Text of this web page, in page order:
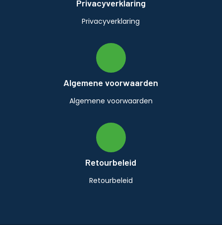
Privacyverklaring
Privacyverklaring
Algemene voorwaarden
Algemene voorwaarden
Retourbeleid
Retourbeleid